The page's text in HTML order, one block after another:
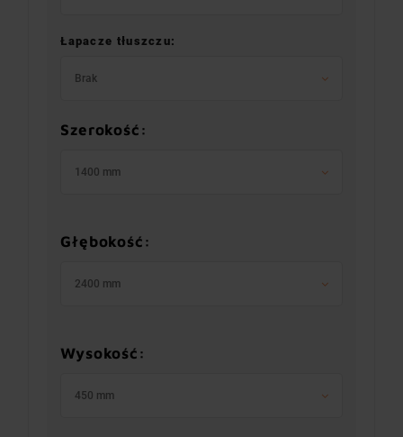
Łapacze tłuszczu:
Brak
Szerokość:
1400 mm
Głębokość:
2400 mm
Wysokość:
450 mm